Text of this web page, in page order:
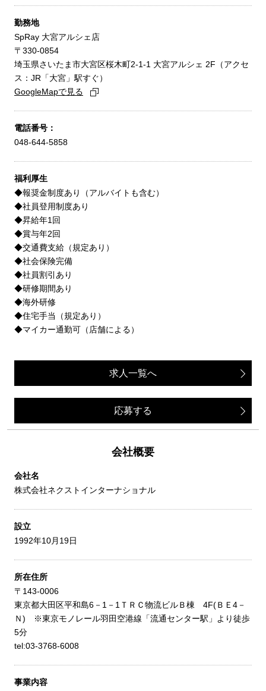
勤務地
SpRay 大宮アルシェ店
〒330-0854
埼玉県さいたま市大宮区桜木町2-1-1 大宮アルシェ 2F（アクセ
ス：JR「大宮」駅すぐ）
GoogleMapで見る
電話番号：
048-644-5858
福利厚生
◆報奨金制度あり（アルバイトも含む）
◆社員登用制度あり
◆昇給年1回
◆賞与年2回
◆交通費支給（規定あり）
◆社会保険完備
◆社員割引あり
◆研修期間あり
◆海外研修
◆住宅手当（規定あり）
◆マイカー通勤可（店舗による）
求人一覧へ
応募する
会社概要
会社名
株式会社ネクストインターナショナル
設立
1992年10月19日
所在住所
〒143-0006
東京都大田区平和島6－1－1ＴＲＣ物流ビルＢ棟 4F(ＢＥ4－
Ｎ) ※東京モノレール羽田空港線「流通センター駅」より徒歩
5分
tel:03-3768-6008
事業内容